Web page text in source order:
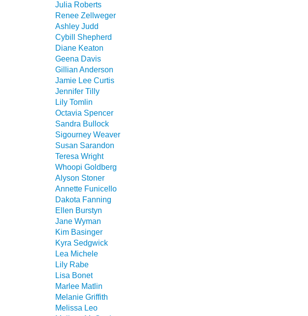
Julia Roberts
Renee Zellweger
Ashley Judd
Cybill Shepherd
Diane Keaton
Geena Davis
Gillian Anderson
Jamie Lee Curtis
Jennifer Tilly
Lily Tomlin
Octavia Spencer
Sandra Bullock
Sigourney Weaver
Susan Sarandon
Teresa Wright
Whoopi Goldberg
Alyson Stoner
Annette Funicello
Dakota Fanning
Ellen Burstyn
Jane Wyman
Kim Basinger
Kyra Sedgwick
Lea Michele
Lily Rabe
Lisa Bonet
Marlee Matlin
Melanie Griffith
Melissa Leo